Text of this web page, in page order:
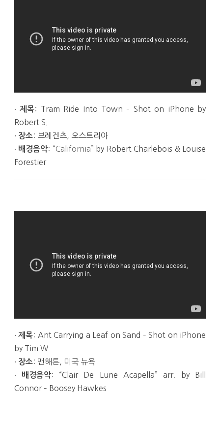
∙제목: Tram Ride Into Town – Shot on iPhone by
Robert S.
∙ 장소: 브레겐츠, 오스트리아
∙ 배경음악: “California” by Robert Charlebois & Louise
Forestier
∙제목: Ant Carrying a Leaf on Sand – Shot on iPhone
by Tim W
∙ 장소: 맨해튼, 미국 뉴욕
∙ 배경음악: “Clair De Lune Acapella” arr. by Bill
Connor – Boosey Hawkes